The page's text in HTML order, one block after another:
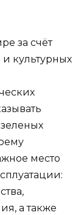
за счёт
культурных
место
а также